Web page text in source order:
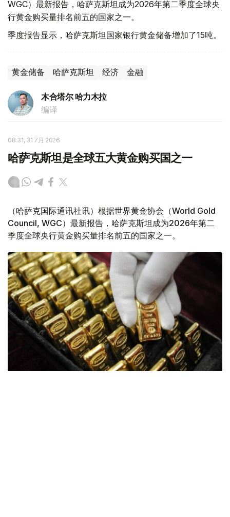
WGC）最新报告，哈萨克斯坦成为2026年第二季度全球央
行黄金购买量排名前五的国家之一。
季度报告显示，哈萨克斯坦国家银行黄金储备增加了15吨。
黄金储备 哈萨克斯坦 经济 金融
木合塔尔 哈力木拉
编译
08:31, 31 7月 2026
哈萨克斯坦是全球五大黄金购买国之一
（哈萨克国际通讯社讯）根据世界黄金协会（World Gold
Council, WGC）最新报告，哈萨克斯坦成为2026年第二
季度全球央行黄金购买量排名前五的国家之一。